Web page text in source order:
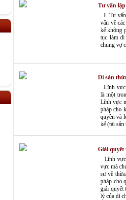
Tư vấn
I. Tư
vấn về
kế không
tục làm
chung vợ
Di sản
Lĩnh vực
là một
Lĩnh vực
pháp cho
quyền và
kế (tài
Giải quyết
Lĩnh
vực mà
sư về
pháp cho
giải quyết
lý của di